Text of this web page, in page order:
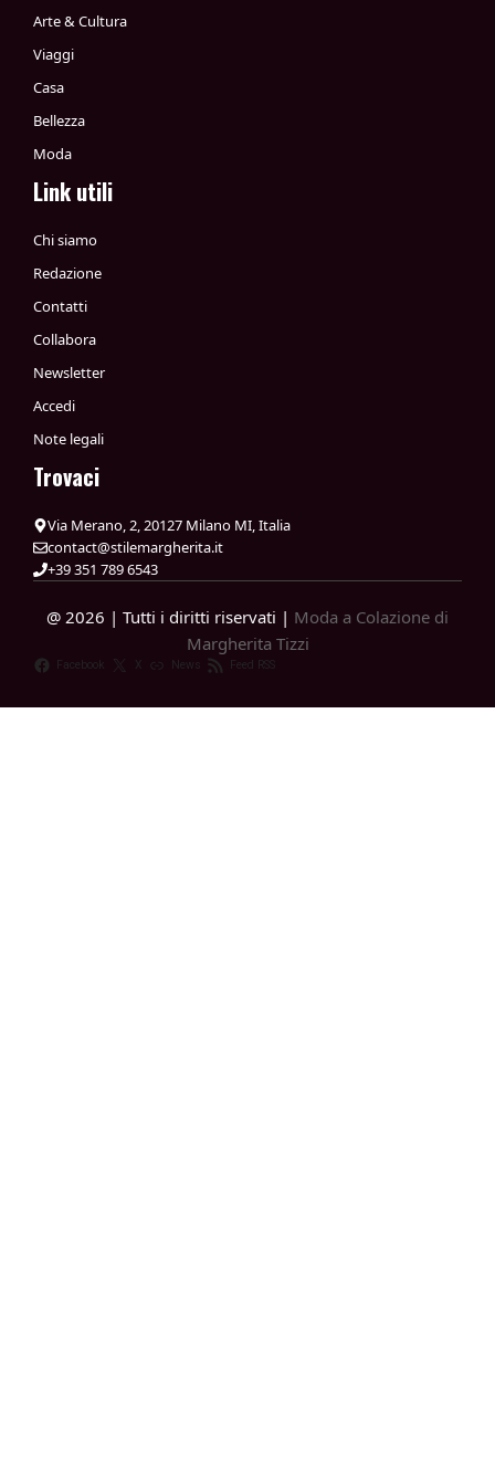
Arte & Cultura
Viaggi
Casa
Bellezza
Moda
Link utili
Chi siamo
Redazione
Contatti
Collabora
Newsletter
Accedi
Note legali
Trovaci
Via Merano, 2, 20127 Milano MI, Italia
contact@stilemargherita.it
+39 351 789 6543
@ 2026 | Tutti i diritti riservati | Moda a Colazione di
Margherita Tizzi
Facebook X News Feed RSS